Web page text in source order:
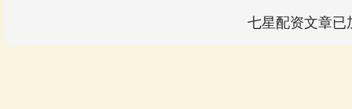
七星配资文章已